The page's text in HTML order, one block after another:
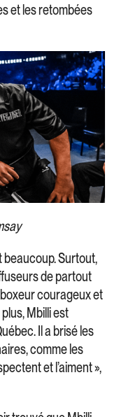
et les retombées
beaucoup. Surtout,
de partout
courageux et
Mbilli est
Il a brisé les
comme les
et l’aiment »,